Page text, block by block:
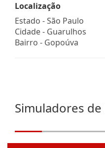
Localização
Estado -São Paulo
Cidade - Guarulhos
Bairro - Gopoúva
Simuladores de